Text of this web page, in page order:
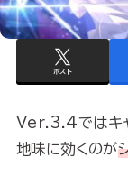
ポスト
Ver.3.4ではキャ
地味に効くのが